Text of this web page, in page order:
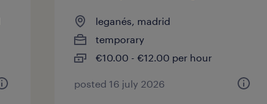
leganés, madrid
temporary
€10.00 - €12.00 per hour
posted 16 july 2026